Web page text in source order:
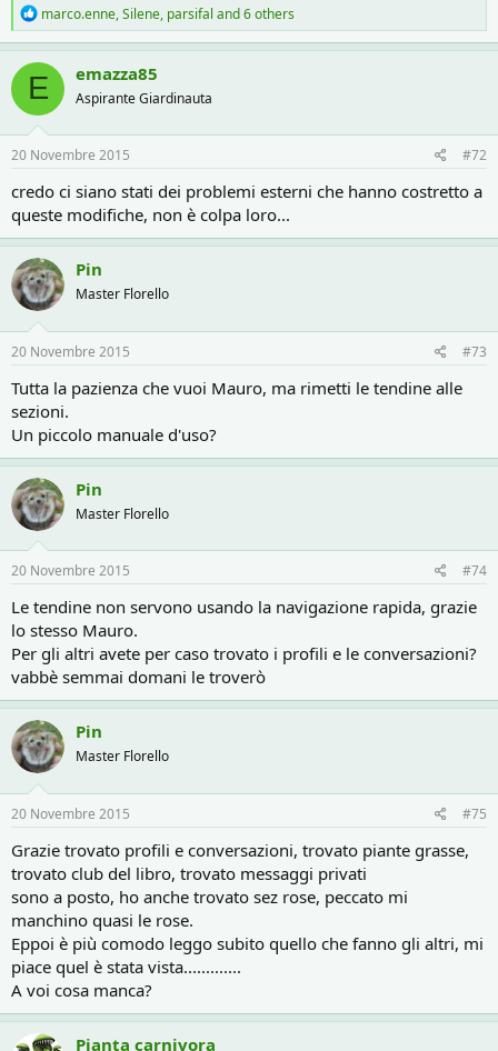
R
e
a
c
t
i
o
n
s
:
marco.enne,Silene, parsifal and 6 others
E emazza85
Aspirante Giardinauta
20 Novembre 2015 #72
credo ci siano stati dei problemi esterni che hanno costretto a
queste modifiche, non è colpa loro...
Pin
Master Florello
20 Novembre 2015 #73
Tutta la pazienza che vuoi Mauro, ma rimetti le tendine alle
sezioni.
Un piccolo manuale d'uso?
Pin
Master Florello
20 Novembre 2015 #74
Le tendine non servono usando la navigazione rapida, grazie
lo stesso Mauro.
Per gli altri avete per caso trovato i profili e le conversazioni?
vabbè semmai domani le troverò
Pin
Master Florello
20 Novembre 2015 #75
Grazie trovato profili e conversazioni, trovato piante grasse,
trovato club del libro, trovato messaggi privati
sono a posto, ho anche trovato sez rose, peccato mi
manchino quasi le rose.
Eppoi è più comodo leggo subito quello che fanno gli altri, mi
piace quel è stata vista.............
A voi cosa manca?
Pianta carnivora